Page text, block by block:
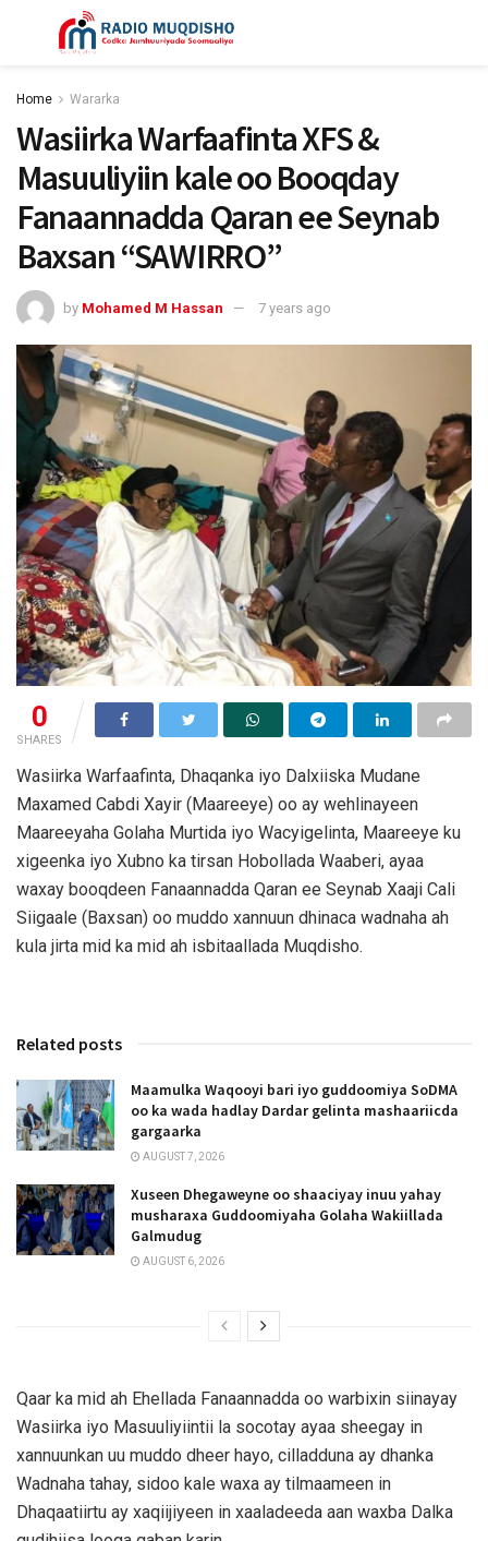
Home Wararka
Wasiirka Warfaafinta XFS &
Masuuliyiin kale oo Booqday
Fanaannadda Qaran ee Seynab
Baxsan “SAWIRRO”
by Mohamed M Hassan 7 years ago
0
SHARES
Wasiirka Warfaafinta, Dhaqanka iyo Dalxiiska Mudane
Maxamed Cabdi Xayir (Maareeye) oo ay wehlinayeen
Maareeyaha Golaha Murtida iyo Wacyigelinta, Maareeye ku
xigeenka iyo Xubno ka tirsan Hobollada Waaberi, ayaa
waxay booqdeen Fanaannadda Qaran ee Seynab Xaaji Cali
Siigaale (Baxsan) oo muddo xannuun dhinaca wadnaha ah
kula jirta mid ka mid ah isbitaallada Muqdisho.
Related posts
Maamulka Waqooyi bari iyo guddoomiya SoDMA
oo ka wada hadlay Dardar gelinta mashaariicda
gargaarka
AUGUST 7, 2026
Xuseen Dhegaweyne oo shaaciyay inuu yahay
musharaxa Guddoomiyaha Golaha Wakiillada
Galmudug
AUGUST 6, 2026
Qaar ka mid ah Ehellada Fanaannadda oo warbixin siinayay
Wasiirka iyo Masuuliyiintii la socotay ayaa sheegay in
xannuunkan uu muddo dheer hayo, cilladduna ay dhanka
Wadnaha tahay, sidoo kale waxa ay tilmaameen in
Dhaqaatiirtu ay xaqiijiyeen in xaaladeeda aan waxba Dalka